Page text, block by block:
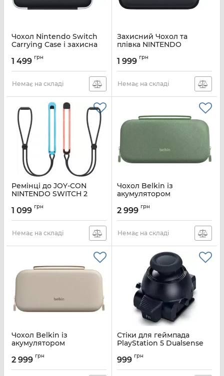
Чохол Nintendo Switch
Carrying Case і захисна
Артикул:
1 499 грн
Немає на складі
Захисний Чохол та
плівка NINTENDO
CASE AND SCREEN
Артикул: 0045496321437
1 999 грн
Немає на складі
Ремінці до JOY-CON
NINTENDO SWITCH 2
Артикул:
1 099 грн
Немає на складі
Чохол Belkin із
акумулятором
Nintendo Switch 2, Sage
Артикул: ENA001HQSE-V2
2 999 грн
Немає на складі
Чохол Belkin із
акумулятором
Nintendo Switch 2, Sand
Артикул: ENA001HQSA-V2
2 999 грн
Стіки для геймпада
PlayStation 5 Dualsense
Артикул:
999 грн